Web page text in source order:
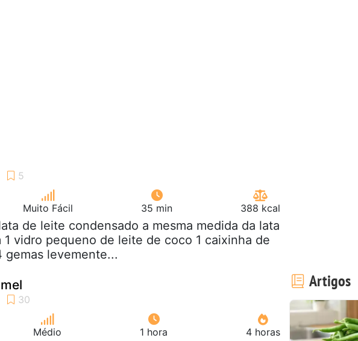
Muito Fácil 35 min 388 kcal
de leite condensado a mesma medida da lata
vidro pequeno de leite de coco 1 caixinha de
levemente...
Médio 1 hora 4 horas
Artigos